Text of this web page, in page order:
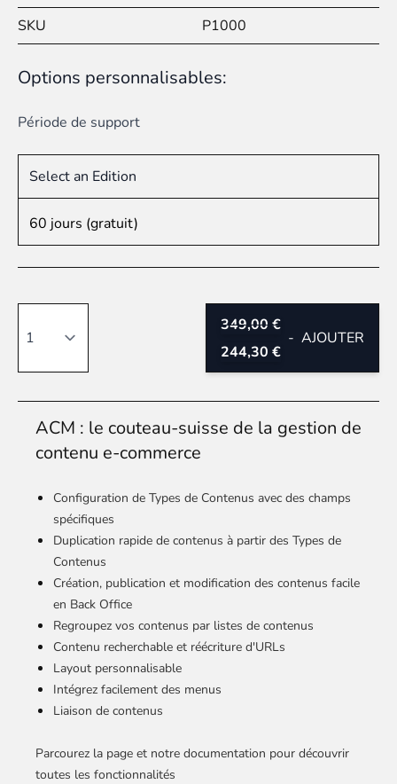
SKU P1000
Options personnalisables:
Période de support
Select an Edition
60 jours (gratuit)
349,00 €
244,30 €
- AJOUTER
ACM : le couteau-suisse de la gestion de
contenu e-commerce
Configuration de Types de Contenus avec des champs
spécifiques
Duplication rapide de contenus à partir des Types de
Contenus
Création, publication et modification des contenus facile
en Back Office
Regroupez vos contenus par listes de contenus
Contenu recherchable et réécriture d'URLs
Layout personnalisable
Intégrez facilement des menus
Liaison de contenus
Parcourez la page et notre documentation pour découvrir
toutes les fonctionnalités